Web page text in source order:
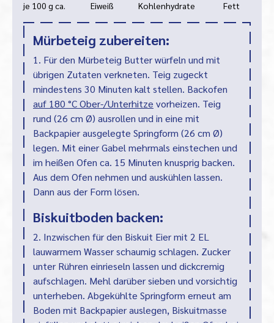
je 100 g ca. Eiweiß Kohlenhydrate Fett
Mürbeteig zubereiten:
1. Für den Mürbeteig Butter würfeln und mit
übrigen Zutaten verkneten. Teig zugeckt
mindestens 30 Minuten kalt stellen. Backofen
auf 180 °C Ober-/Unterhitze vorheizen. Teig
rund (26 cm Ø) ausrollen und in eine mit
Backpapier ausgelegte Springform (26 cm Ø)
legen. Mit einer Gabel mehrmals einstechen und
im heißen Ofen ca. 15 Minuten knusprig backen.
Aus dem Ofen nehmen und auskühlen lassen.
Dann aus der Form lösen.
Biskuitboden backen:
2. Inzwischen für den Biskuit Eier mit 2 EL
lauwarmem Wasser schaumig schlagen. Zucker
unter Rühren einrieseln lassen und dickcremig
aufschlagen. Mehl darüber sieben und vorsichtig
unterheben. Abgekühlte Springform erneut am
Boden mit Backpapier auslegen, Biskuitmasse